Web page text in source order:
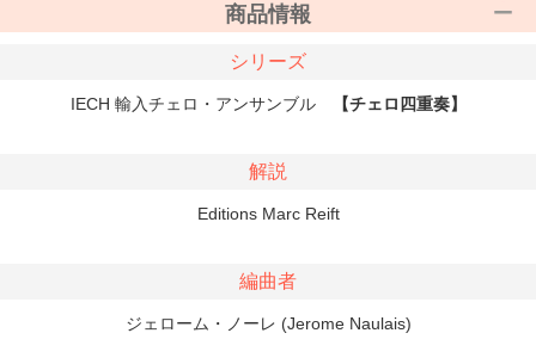
商品情報
シリーズ
IECH 輸入チェロ・アンサンブル 【チェロ四重奏】
解説
Editions Marc Reift
編曲者
ジェローム・ノーレ (Jerome Naulais)